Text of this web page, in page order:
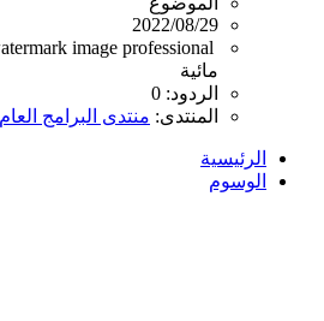
2022/08/29
image professional
مائية
الردود: 0
المنتدى: منتدى البرامج العام
الرئيسية
الوسوم